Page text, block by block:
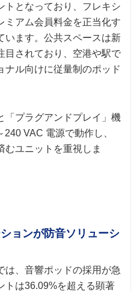
トとなっており、フレキシ
ミアム会員料金を正当化す
います。公共スペースは新
目されており、空港や駅で
ナル向けに従量制のポッド
「プラグアンドプレイ」機
VAC 電源で動作し、
むユニットを重視しま
ョンが防音ソリューシ
は、音響ポッドの採用が急
トは36.09%を超える顕著